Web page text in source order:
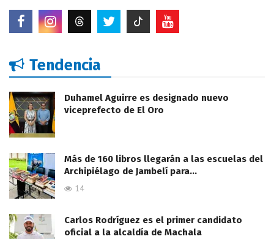
Tendencia
Duhamel Aguirre es designado nuevo
viceprefecto de El Oro
Más de 160 libros llegarán a las escuelas del
Archipiélago de Jambelí para…
14
Carlos Rodríguez es el primer candidato
oficial a la alcaldía de Machala